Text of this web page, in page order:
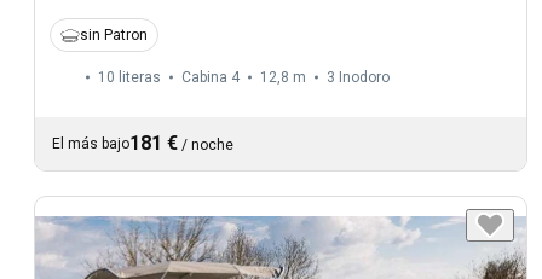
sin Patron
10 literas Cabina 4 12,8 m 3 Inodoro
El más bajo181 € / noche